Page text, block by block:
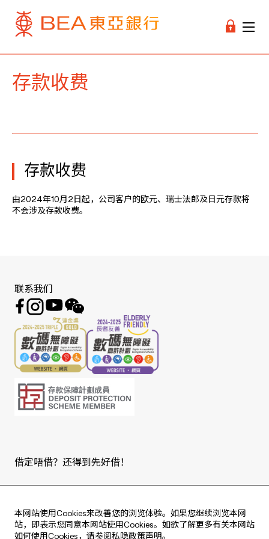
存款收费
存款收费
由2024年10月2日起，公司客户的欧元、瑞士法郎及日元存款将
不会涉及存款收费。
本网站使用Cookies来改善您的浏览体验。如果您继续浏览本网
站，即表示您同意本网站使用Cookies。如欲了解更多有关本网站
如何使用Cookies，请参阅 私隐政策声明。
联系我们
借定唔借？还得到先好借！